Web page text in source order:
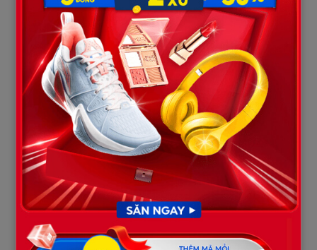
mật ghê gớm như vậy.
Trong khi đó, bên nhà chồng dậy sóng. Hải không đuổi theo,
cũng không nổi giận trước mặt ai. Anh chỉ lạnh lùng bảo:
– Cô ấy chưa quen. Để tôi lo.
Tin tức lan khắp làng xã. “Cô dâu bỏ trốn đêm tân hôn” trở
thành đề tài bàn tán nóng hổi. Lan ngại không dám ra khỏi nhà.
Nhưng rồi, một buổi chiều, Hải bất ngờ xuất hiện trước cổng.
Anh không mang theo người hầu hay xe sang, chỉ đứng đó, dáng
cao gầy, mắt nhìn thẳng.
– Tôi muốn nói chuyện với em.
Lan run rẩy. Cô không biết nên đối diện thế nào…